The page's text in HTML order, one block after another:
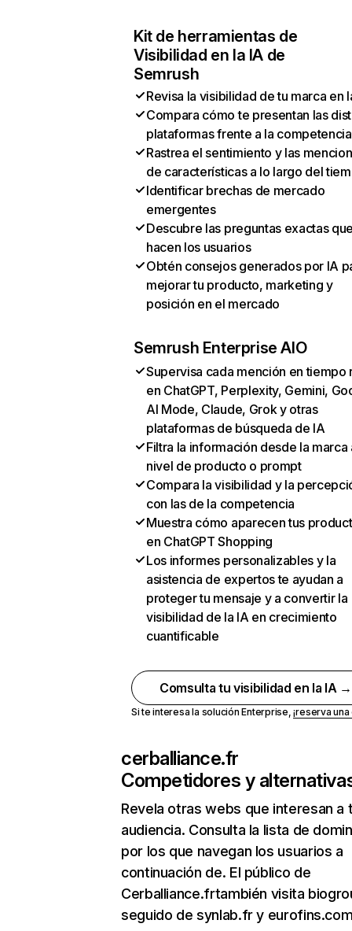
Kit de herramientas de
Visibilidad en la IA de
Semrush
Revisa la visibilidad de tu marca en
Compara cómo te presentan las
plataformas frente a la competencia
Rastrea el sentimiento y las
de características a lo largo del
Identificar brechas de mercado
emergentes
Descubre las preguntas exactas
hacen los usuarios
Obtén consejos generados por IA
mejorar tu producto, marketing y
posición en el mercado
Semrush Enterprise AIO
Supervisa cada mención en tiempo
en ChatGPT, Perplexity, Gemini,
AI Mode, Claude, Grok y otras
plataformas de búsqueda de IA
Filtra la información desde la marca
nivel de producto o prompt
Compara la visibilidad y la
con las de la competencia
Muestra cómo aparecen tus
en ChatGPT Shopping
Los informes personalizables y la
asistencia de expertos te ayudan a
proteger tu mensaje y a convertir la
visibilidad de la IA en crecimiento
cuantificable
Comsulta tu visibilidad en la IA →
Si te interesa la solución Enterprise,¡reserva
cerballiance.fr
Competidores y
Revela otras webs que interesan a
audiencia. Consulta la lista de
por los que navegan los usuarios a
continuación de. El público de
Cerballiance.frtambién visita
seguido de synlab.fr y